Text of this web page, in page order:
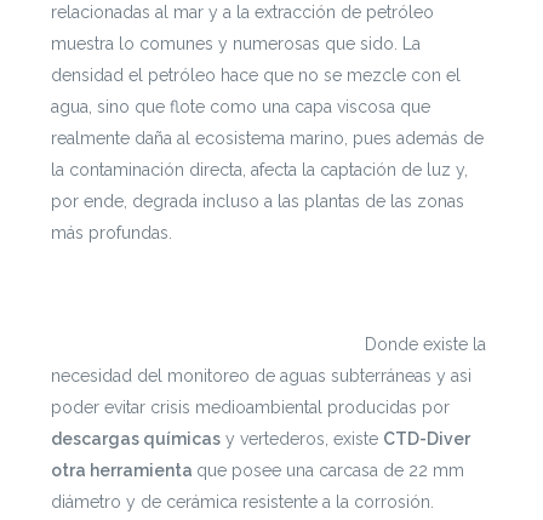
relacionadas al mar y a la extracción de petróleo
muestra lo comunes y numerosas que sido. La
densidad el petróleo hace que no se mezcle con el
agua, sino que flote como una capa viscosa que
realmente daña al ecosistema marino, pues además de
la contaminación directa, afecta la captación de luz y,
por ende, degrada incluso a las plantas de las zonas
más profundas.
Donde existe la
necesidad del monitoreo de aguas subterráneas y asi
poder evitar crisis medioambiental producidas por
descargas químicasy vertederos, existe CTD-Diver
otra herramienta que posee una carcasa de 22 mm
diámetro y de cerámica resistente a la corrosión.